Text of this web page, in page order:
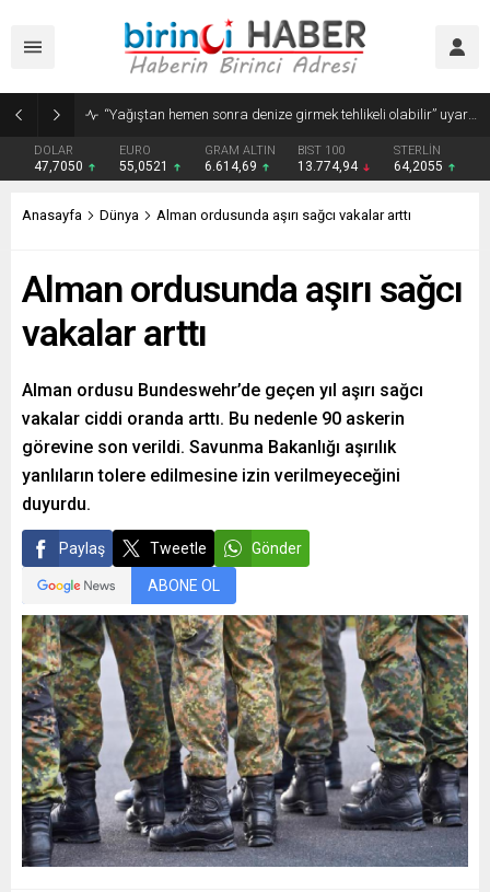
ABD’de temyiz mahkemesi, Trump’ın Kongre onayı olmadan Beyaz Saray’da balo salonu inşa edemeyeceğine hükmetti
DOLAR
47,7050
EURO
55,0521
GRAM ALTIN
6.614,69
BIST 100
13.774,94
STERLİN
64,2055
Anasayfa Dünya Alman ordusunda aşırı sağcı vakalar arttı
Alman ordusunda aşırı sağcı
vakalar arttı
Alman ordusu Bundeswehr’de geçen yıl aşırı sağcı
vakalar ciddi oranda arttı. Bu nedenle 90 askerin
görevine son verildi. Savunma Bakanlığı aşırılık
yanlıların tolere edilmesine izin verilmeyeceğini
duyurdu.
Paylaş Tweetle Gönder
ABONE OL